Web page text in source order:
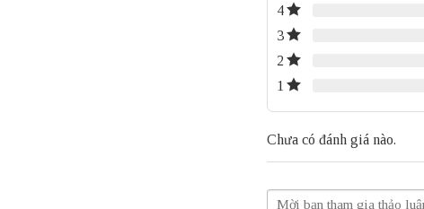
4
3
2
1
Chưa có đánh giá nào.